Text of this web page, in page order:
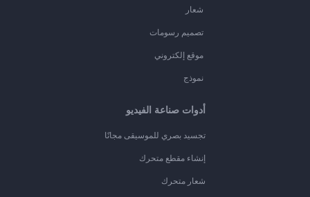
شعار
تصميم رسومات
موقع إلكتروني
نموذج
أدوات صناعة الفيديو
تجسيد بصري للموسيقى مجانًا
إنشاء مقطع متحرك
شعار متحرك